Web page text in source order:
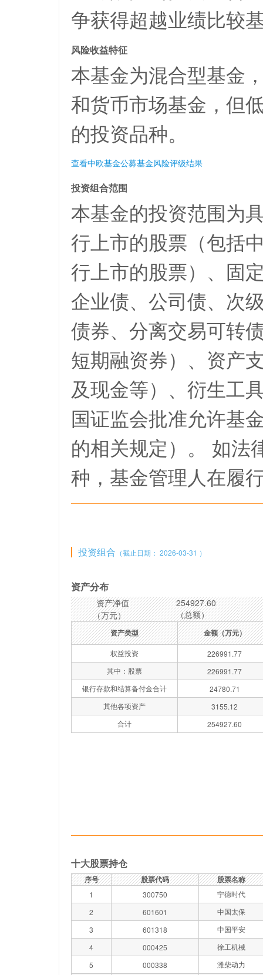
争获得超越业绩比较
风险收益特征
本基金为混合型基金
和货币市场基金，但
的投资品种。
查看中欧基金公募基金风险评级结果
投资组合范围
本基金的投资范围为
行上市的股票（包括
行上市的股票）、固
企业债、公司债、次
债券、分离交易可转
短期融资券）、资产
及现金等）、衍生工
国证监会批准允许基
的相关规定）。 如法
种，基金管理人在履
投资组合 （截止日期： 2026-03-31 ）
资产分布
资产净值
（万元）
254927.60
（总额）
资产类型 金额（万元）
权益投资
226991.77
其中：股票
226991.77
银行存款和结算备付金合计
24780.71
其他各项资产
3155.12
合计
254927.60
十大股票持仓
序号 股票代码 股票名称
1 300750
宁德时代
2
601601
中国太保
3
601318
中国平安
4
000425
徐工机械
5
000338 潍柴动力